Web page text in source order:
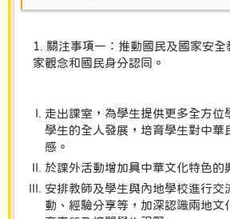
1. 關注事項一：推動國民及國家安全
家觀念和國民身分認同。
走出課室，為學生提供更多全方位
學生的全人發展，培育學生對中華
感。
於課外活動增加具中華文化特色的
安排教師及學生與內地學校進行交
動、經驗分享等，加深認識兩地文